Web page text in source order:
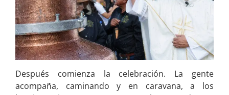
Después comienza la celebración. La gente
acompaña, caminando y en caravana, a los